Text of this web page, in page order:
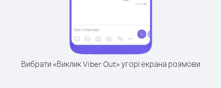
Вибрати «Виклик Viber Out» угорі екрана розмови